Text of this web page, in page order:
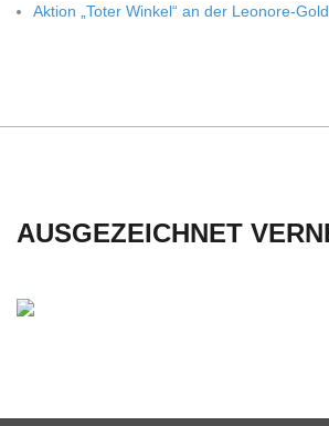
Aktion „Toter Win­kel“ an der Leonore-
AUSGEZEICHNET